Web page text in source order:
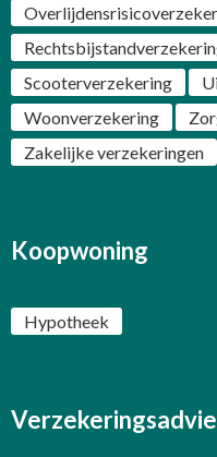
Scooterverzekering
Woonverzekering
Zakelijke verzekeringen
Koopwoning
Hypotheek